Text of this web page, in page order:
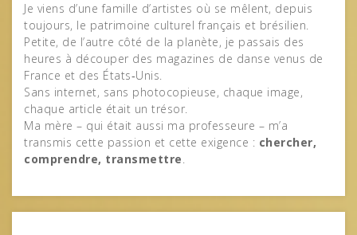
Je viens d’une famille d’artistes où se mêlent, depuis
toujours, le patrimoine culturel français et brésilien.
Petite, de l’autre côté de la planète, je passais des
heures à découper des magazines de danse venus de
France et des États‑Unis.
Sans internet, sans photocopieuse, chaque image,
chaque article était un trésor.
Ma mère – qui était aussi ma professeure – m’a
transmis cette passion et cette exigence : chercher,
comprendre, transmettre.